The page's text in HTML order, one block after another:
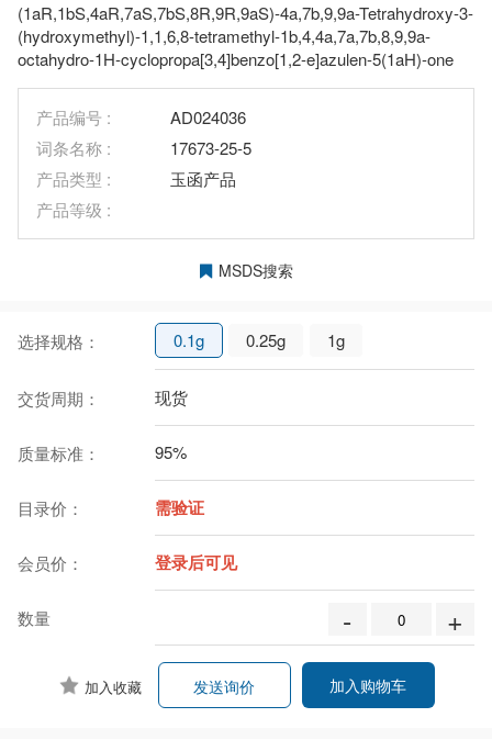
(1aR,1bS,4aR,7aS,7bS,8R,9R,9aS)-4a,7b,9,9a-Tetrahydroxy-3-
(hydroxymethyl)-1,1,6,8-tetramethyl-1b,4,4a,7a,7b,8,9,9a-
octahydro-1H-cyclopropa[3,4]benzo[1,2-e]azulen-5(1aH)-one
产品编号 :
AD024036
词条名称 :
17673-25-5
产品类型 :
玉函产品
产品等级 :
MSDS搜索
选择规格： 0.1g 0.25g 1g
交货周期： 现货
质量标准： 95%
目录价： 需验证
会员价： 登录后可见
数量 - +
加入收藏 加入购物车
发送询价